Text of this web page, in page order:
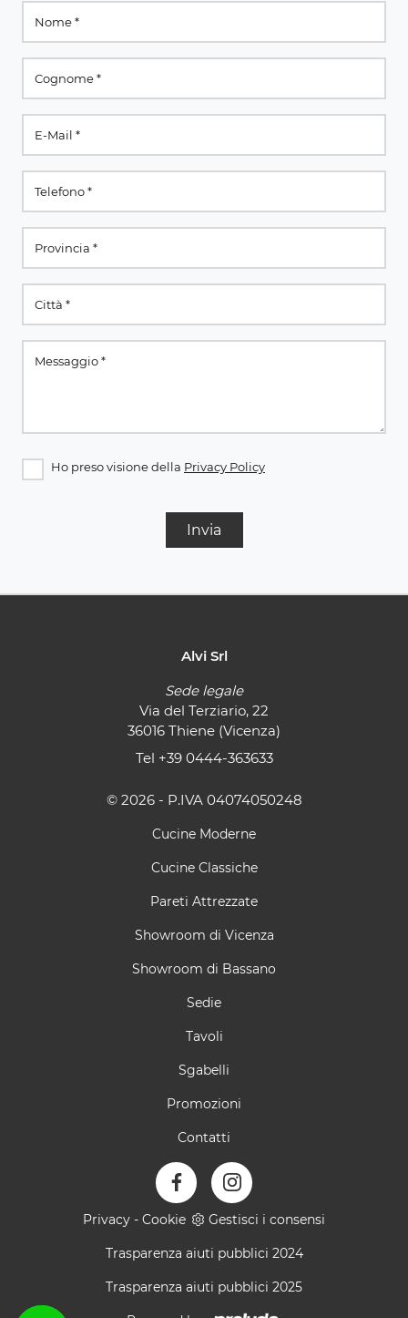
Ho preso visione della Privacy Policy
Invia
Alvi Srl
Sede legale
Via del Terziario, 22
36016 Thiene (Vicenza)
Tel +39 0444-363633
© 2026 - P.IVA 04074050248
Cucine Moderne
Cucine Classiche
Pareti Attrezzate
Showroom di Vicenza
Showroom di Bassano
Sedie
Tavoli
Sgabelli
Promozioni
Contatti
Privacy - Cookie Gestisci i consensi
Trasparenza aiuti pubblici 2024
Trasparenza aiuti pubblici 2025